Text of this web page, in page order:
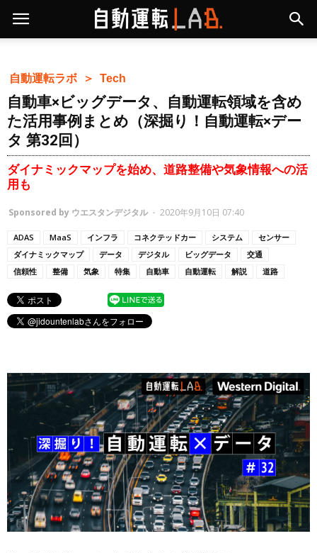
自動運転ラボ ＞ Tech
自動車×ビッグデータ、自動運転領域を含め
た活用事例まとめ（深掘り！自動運転×デー
タ 第32回）
ダイナミックマップを始め、道路整備や気象情報への活
用も
Sponsored by ウエスタンデジタル - 2020年9月10日 07:40
ADAS MaaS インフラ コネクテッドカー システム
センサー
ダイナミックマップ
データ デジタル ビッグデータ
交通
信頼性
整備 気象 特集 自動車 自動運転 解説 道路